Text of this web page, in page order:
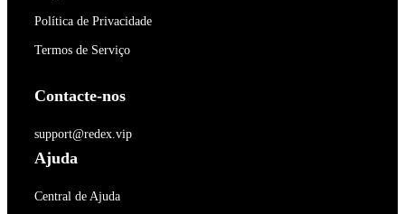
Política de Privacidade
Termos de Serviço
Contacte-nos
support@redex.vip
Ajuda
Central de Ajuda